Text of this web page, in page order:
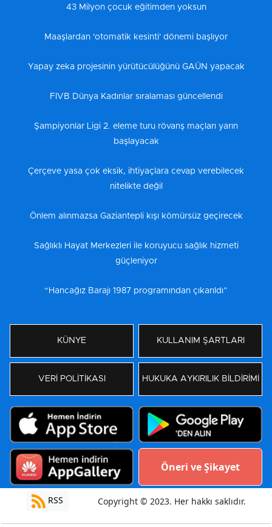
43 Milyon çocuk eğitimden yoksun
Maaşlardan 'otomatik kesinti' dönemi başlıyor
Yapay zeka projesinin yürütücülüğünü GAÜN yapacak
FIVB Dünya Kadınlar sıralaması güncellendi
Şampiyonlar Ligi 2. eleme turu rövanş maçları yarın
başlayacak
Çerçeve yasa çok eksik, ihtiyaçlara cevap verebilecek
nitelikte değil
Önlem alınmazsa Gaziantepli kışı kömürsüz geçirecek
Sağlıklı Hayat Merkezleri ile koruyucu sağlık hizmeti
güçleniyor
“Hancağız Barajı 1987 programından çıkarıldı”
KÜNYE KULLANIM ŞARTLARI
VERİ POLİTİKASI HUKUKA AYKIRILIK BİLDİRİMİ
Öneri ve Şikayet
RSS Copyright © 2023. Her hakkı saklıdır.